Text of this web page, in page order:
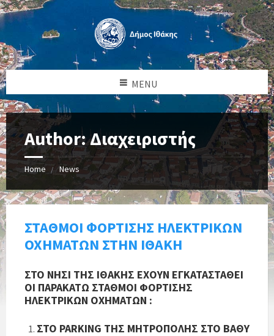
MENU
Author: Διαχειριστής
Home News
ΣΤΑΘΜΟΙ ΦΟΡΤΙΣΗΣ ΗΛΕΚΤΡΙΚΩΝ
ΟΧΗΜΑΤΩΝ ΣΤΗΝ ΙΘΑΚΗ
ΣΤΟ ΝΗΣΙ ΤΗΣ ΙΘΑΚΗΣ ΕΧΟΥΝ ΕΓΚΑΤΑΣΤΑΘΕΙ
ΟΙ ΠΑΡΑΚΑΤΩ ΣΤΑΘΜΟΙ ΦΟΡΤΙΣΗΣ
ΗΛΕΚΤΡΙΚΩΝ ΟΧΗΜΑΤΩΝ :
ΣΤΟ PARKING ΤΗΣ ΜΗΤΡΟΠΟΛΗΣ ΣΤΟ ΒΑΘΥ